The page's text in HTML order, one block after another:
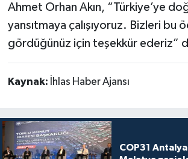
Ahmet Orhan Akın, “Türkiye’ye
yansıtmaya çalışıyoruz. Bizleri bu
gördüğünüz için teşekkür ederiz”
Kaynak: İhlas Haber Ajansı
COP31